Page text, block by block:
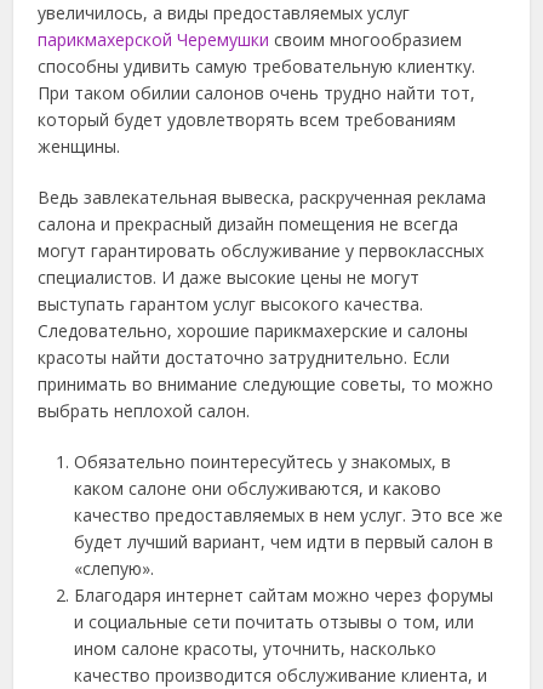
увеличилось, а виды предоставляемых услуг
парикмахерской Черемушки своим многообразием
способны удивить самую требовательную клиентку.
При таком обилии салонов очень трудно найти тот,
который будет удовлетворять всем требованиям
женщины.
Ведь завлекательная вывеска, раскрученная реклама
салона и прекрасный дизайн помещения не всегда
могут гарантировать обслуживание у первоклассных
специалистов. И даже высокие цены не могут
выступать гарантом услуг высокого качества.
Следовательно, хорошие парикмахерские и салоны
красоты найти достаточно затруднительно. Если
принимать во внимание следующие советы, то можно
выбрать неплохой салон.
Обязательно поинтересуйтесь у знакомых, в
каком салоне они обслуживаются, и каково
качество предоставляемых в нем услуг. Это все же
будет лучший вариант, чем идти в первый салон в
«слепую».
Благодаря интернет сайтам можно через форумы
и социальные сети почитать отзывы о том, или
ином салоне красоты, уточнить, насколько
качество производится обслуживание клиента, и